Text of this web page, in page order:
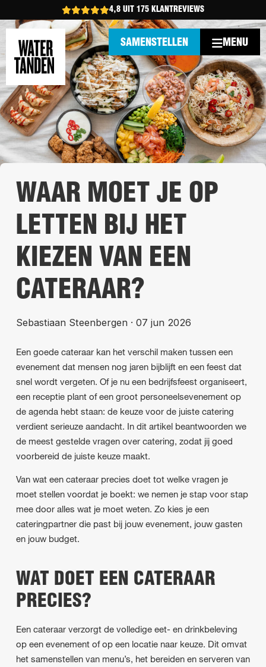
4,8 UIT 175 KLANTREVIEWS
MENU
SAMENSTELLEN
WAAR MOET JE OP
LETTEN BIJ HET
KIEZEN VAN EEN
CATERAAR?
Sebastiaan Steenbergen · 07 jun 2026
Een goede cateraar kan het verschil maken tussen een
evenement dat mensen nog jaren bijblijft en een feest dat
snel wordt vergeten. Of je nu een bedrijfsfeest organiseert,
een receptie plant of een groot personeelsevenement op
de agenda hebt staan: de keuze voor de juiste catering
verdient serieuze aandacht. In dit artikel beantwoorden we
de meest gestelde vragen over catering, zodat jij goed
voorbereid de juiste keuze maakt.
Van wat een cateraar precies doet tot welke vragen je
moet stellen voordat je boekt: we nemen je stap voor stap
mee door alles wat je moet weten. Zo kies je een
cateringpartner die past bij jouw evenement, jouw gasten
en jouw budget.
WAT DOET EEN CATERAAR
PRECIES?
Een cateraar verzorgt de volledige eet- en drinkbeleving
op een evenement of op een locatie naar keuze. Dit omvat
het samenstellen van menu’s, het bereiden en serveren van